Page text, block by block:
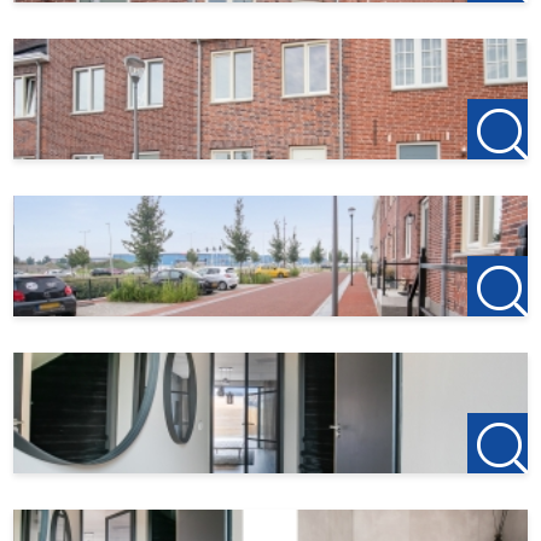
Deze woning is gebouwd met oog op duurzaamheid. De
woning beschikt over de beste isolatiewaarde, beschikt
over een warmtepomp, zonnepanelen en over
vloerverwarming - koeling. Je verbruikskosten zullen
BIJZONDERHEDEN
- Op loopafstand van centrum en natuur
- Complete en smaakvolle inrichting
- onderhoudsvriendelijke tuin